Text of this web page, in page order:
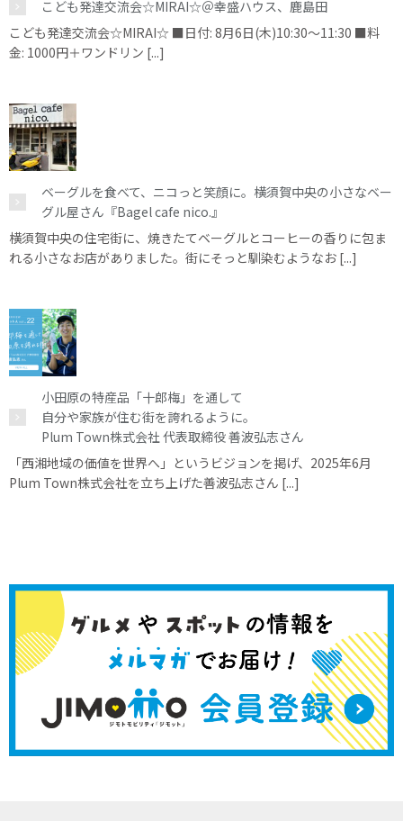
こども発達交流会☆MIRAI☆＠幸盛ハウス、鹿島田
こども発達交流会☆MIRAI☆ ■日付: 8月6日(木)10:30～11:30 ■料
金: 1000円＋ワンドリン [...]
ベーグルを食べて、ニコっと笑顔に。横須賀中央の小さなベー
グル屋さん『Bagel cafe nico.』
横須賀中央の住宅街に、焼きたてベーグルとコーヒーの香りに包ま
れる小さなお店がありました。街にそっと馴染むようなお [...]
小田原の特産品「十郎梅」を通して
自分や家族が住む街を誇れるように。
Plum Town株式会社 代表取締役 善波弘志さん
「西湘地域の価値を世界へ」というビジョンを掲げ、2025年6月
Plum Town株式会社を立ち上げた善波弘志さん [...]